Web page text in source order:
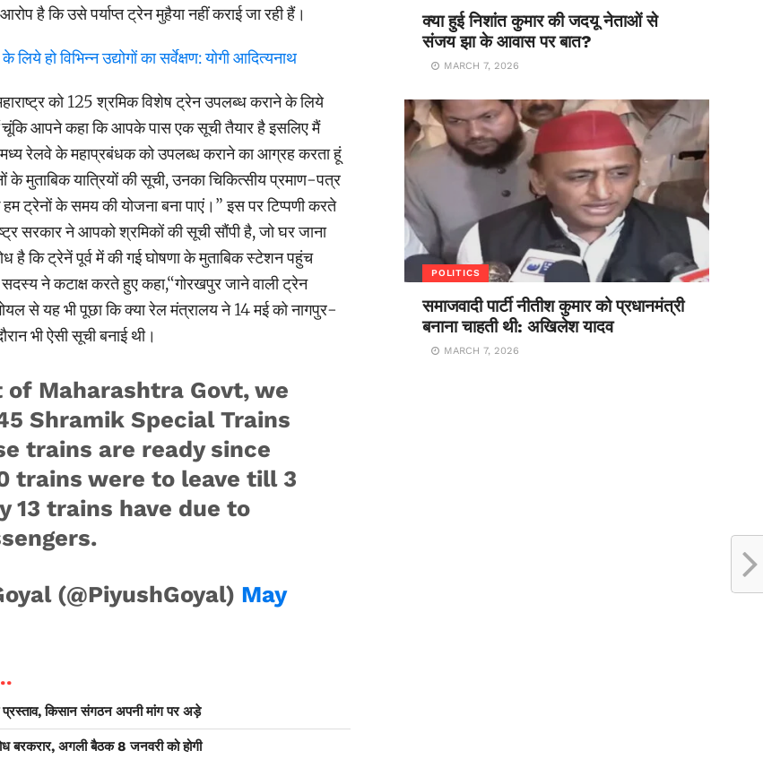
है कि उसे पर्याप्त ट्रेन मुहैया नहीं कराई जा रही हैं।
लिये हो विभिन्न उद्योगों का सर्वेक्षण: योगी आदित्यनाथ
को 125 श्रमिक विशेष ट्रेन उपलब्ध कराने के लिये
आपने कहा कि आपके पास एक सूची तैयार है इसलिए मैं
रेलवे के महाप्रबंधक को उपलब्ध कराने का आग्रह करता हूं
मुताबिक यात्रियों की सूची, उनका चिकित्सीय प्रमाण-पत्र
ट्रेनों के समय की योजना बना पाएं।” इस पर टिप्पणी करते
सरकार ने आपको श्रमिकों की सूची सौंपी है, जो घर जाना
कि ट्रेनें पूर्व में की गई घोषणा के मुताबिक स्टेशन पहुंच
ने कटाक्ष करते हुए कहा,“गोरखपुर जाने वाली ट्रेन
से यह भी पूछा कि क्या रेल मंत्रालय ने 14 मई को नागपुर-
भी ऐसी सूची बनाई थी।
of Maharashtra Govt, we
Shramik Special Trains
trains are ready since
trains were to leave till 3
13 trains have due to
(@PiyushGoyal) May
किसान संगठन अपनी मांग पर अड़े
बरकरार, अगली बैठक 8 जनवरी को होगी
क्या हुई निशांत कुमार की जदयू नेताओं से
संजय झा के आवास पर बात?
MARCH 7, 2026
POLITICS
समाजवादी पार्टी नीतीश कुमार को प्रधानमंत्री
बनाना चाहती थी: अखिलेश यादव
MARCH 7, 2026